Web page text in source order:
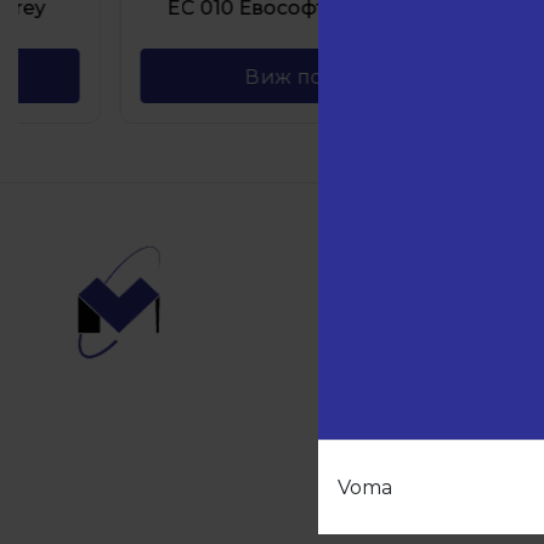
Voma
ЕС 010 Евософт Aquamarine
Виж повече